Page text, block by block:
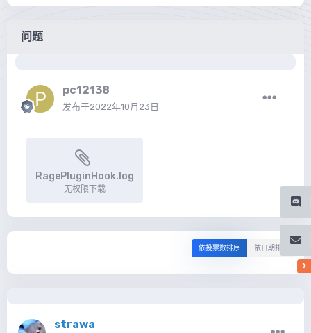
问题
pc12138
发布于2022年10月23日
RagePluginHook.log
无权限下载
依投票数排序 依日期排序
strawa